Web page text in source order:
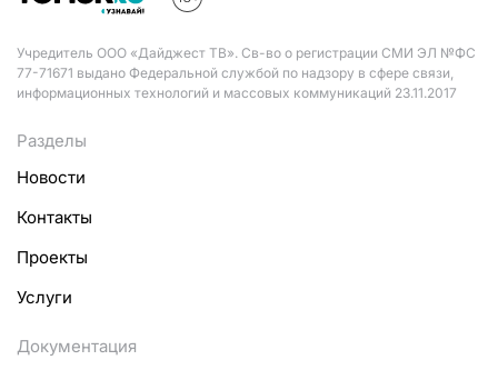
Учредитель ООО «Дайджест ТВ». Св-во о регистрации СМИ ЭЛ №ФС
77-71671 выдано Федеральной службой по надзору в сфере связи,
информационных технологий и массовых коммуникаций 23.11.2017
Разделы
Новости
Контакты
Проекты
Услуги
Документация